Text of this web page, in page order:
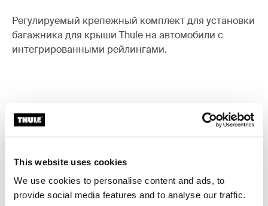
This website uses cookies
We use cookies to personalise content and ads, to
provide social media features and to analyse our traffic.
Регулируемый крепежный комплект для установки
багажника для крыши Thule на автомобили с
интегрированными рейлингами.
Все характеристики
Toggle techspec
Технические характеристики
Toggle guides and instructions
Инструкции